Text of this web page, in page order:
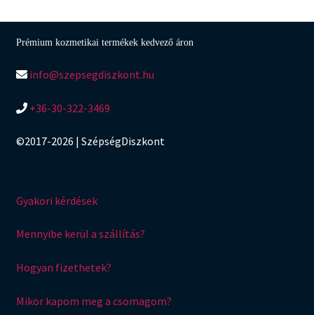
Prémium kozmetikai termékek kedvező áron
info@szepsegdiszkont.hu
+36-30-322-3469
©2017-2026 | SzépségDiszkont
Gyakori kérdések
Mennyibe kerül a szállítás?
Hogyan fizethetek?
Mikor kapom meg a csomagom?